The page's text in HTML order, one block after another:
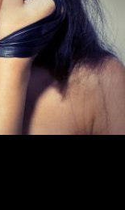
Fotos Biografie